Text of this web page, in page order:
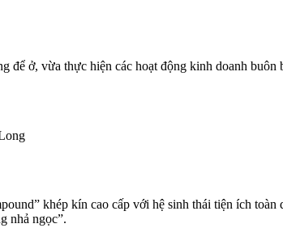
để ở, vừa thực hiện các hoạt động kinh doanh
khép kín cao cấp với hệ sinh thái tiện ích
nhả ngọc”.